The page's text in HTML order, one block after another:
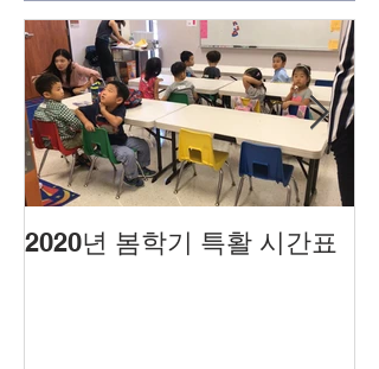
2020년 봄학기 특활 시간표